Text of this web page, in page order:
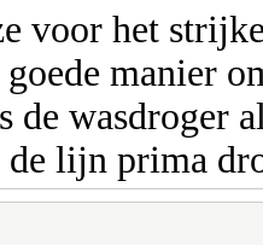
voor het
manier
de wasdroger
de lijn prima